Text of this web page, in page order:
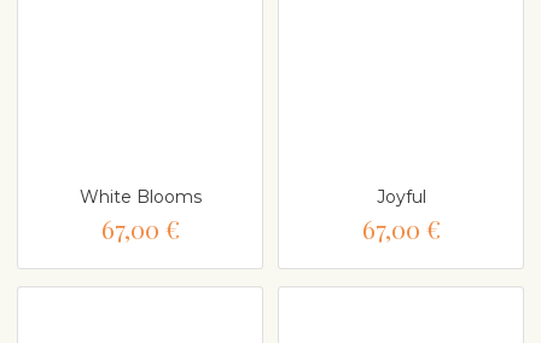
White Blooms
67,00 €
Joyful
67,00 €